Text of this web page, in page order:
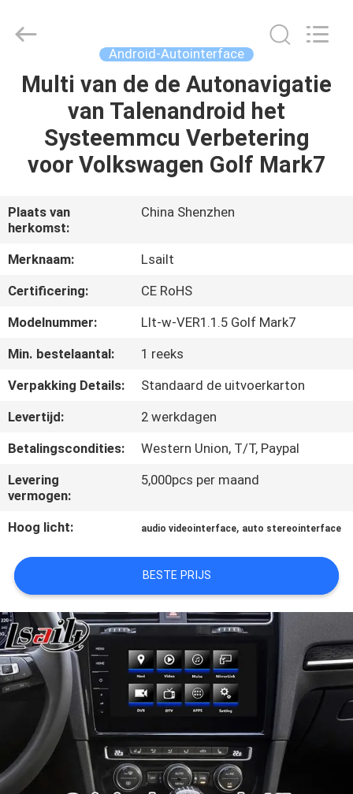
HUIS
PRODUCTEN
ONGEVEER
ONS
FABRIEKSREIS
KWALITEITSCONTROLE
CONTACTEER
ONS
NIEUWS
GEVALLEN
SITEMAP
PRIVACY
POLICY
Automobile
Electron
Rights
Reserved.
Android-Autointerface
Multi van de de Autonavigatie
van Talenandroid het
Systeemmcu Verbetering
voor Volkswagen Golf Mark7
Plaats van
herkomst:
China Shenzhen
Merknaam:
Lsailt
Certificering:
CE RoHS
Modelnummer:
Llt-w-VER1.1.5 Golf Mark7
Min. bestelaantal:
1 reeks
Verpakking Details:
Standaard de uitvoerkarton
Levertijd:
2 werkdagen
Betalingscondities:
Western Union, T/T, Paypal
Levering
vermogen:
5,000pcs per maand
Hoog licht: audio videointerface, auto stereointerface
BESTE PRIJS